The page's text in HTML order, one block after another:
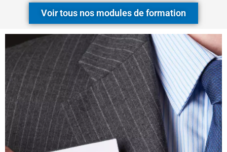
Voir tous nos modules de formation